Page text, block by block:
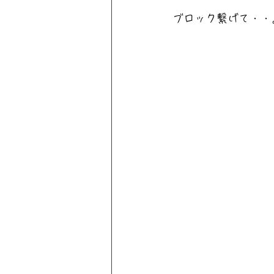
ブロック繋げて・